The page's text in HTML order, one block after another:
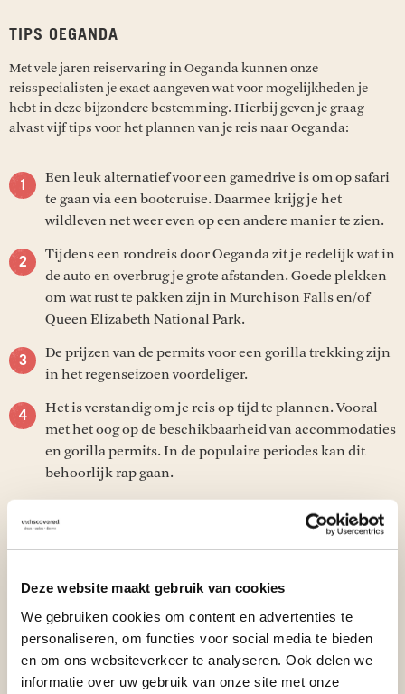
Deze website maakt gebruik van cookies
We gebruiken cookies om content en advertenties te
personaliseren, om functies voor social media te bieden
en om ons websiteverkeer te analyseren. Ook delen we
informatie over uw gebruik van onze site met onze
TIPS OEGANDA
Met vele jaren reiservaring in Oeganda kunnen onze
reisspecialisten je exact aangeven wat voor mogelijkheden je
hebt in deze bijzondere bestemming. Hierbij geven je graag
alvast vijf tips voor het plannen van je reis naar Oeganda:
Een leuk alternatief voor een gamedrive is om op safari
te gaan via een bootcruise. Daarmee krijg je het
wildleven net weer even op een andere manier te zien.
Tijdens een rondreis door Oeganda zit je redelijk wat in
de auto en overbrug je grote afstanden. Goede plekken
om wat rust te pakken zijn in Murchison Falls en/of
Queen Elizabeth National Park.
De prijzen van de permits voor een gorilla trekking zijn
in het regenseizoen voordeliger.
Het is verstandig om je reis op tijd te plannen. Vooral
met het oog op de beschikbaarheid van accommodaties
en gorilla permits. In de populaire periodes kan dit
behoorlijk rap gaan.
om een project in een lokale gemeenschap te
bezoeken.
Decombinatiereis Oeganda en Rwanda
compleet! Ben je op zoek naar de combinatie van
Oeganda met een spectaculaire safari-ervaring? Dan is
de combinatie vanOeganda en de Masai Maraperfect.